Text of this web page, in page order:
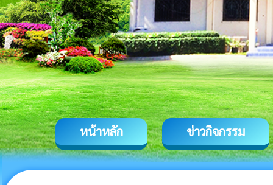
หน้าหลัก ข่าวกิจกรรม